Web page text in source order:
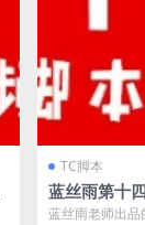
TC脚本
蓝丝雨第十
脚本实战系
蓝丝雨老师出品